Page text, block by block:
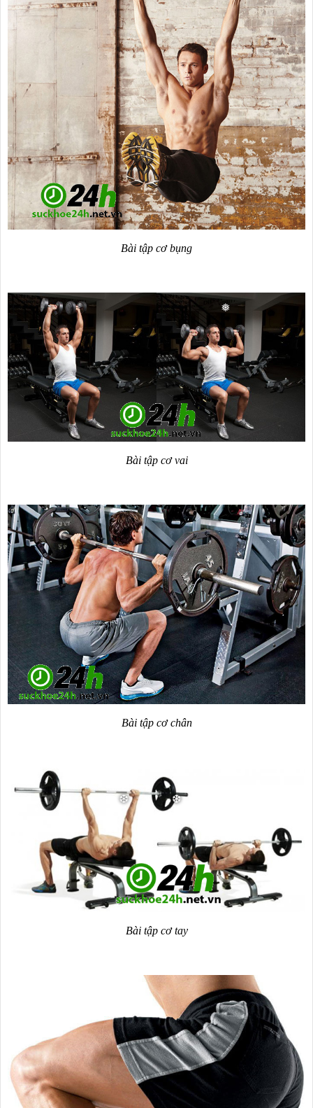
Bài tập cơ bụng
Bài tập cơ vai
Bài tập cơ chân
Bài tập cơ tay
❅ ❅